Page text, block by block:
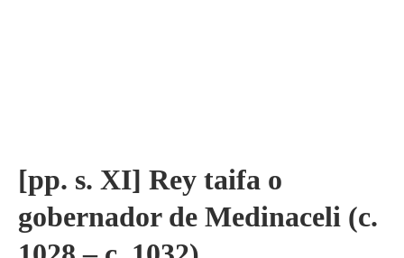
[pp. s. XI] Rey taifa o
gobernador de Medinaceli (c.